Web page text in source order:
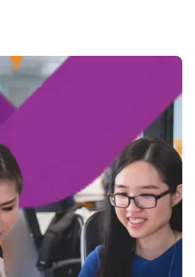
yang Menyatukan
menjembatani kebutuhan
dengan implementasi teknologi
yang terintegrasi.
Talenta hingga
organisasi